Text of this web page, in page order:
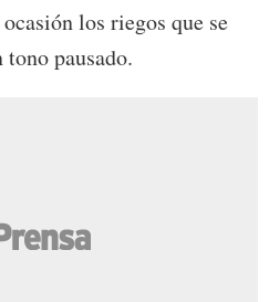
los riegos que se
pausado.